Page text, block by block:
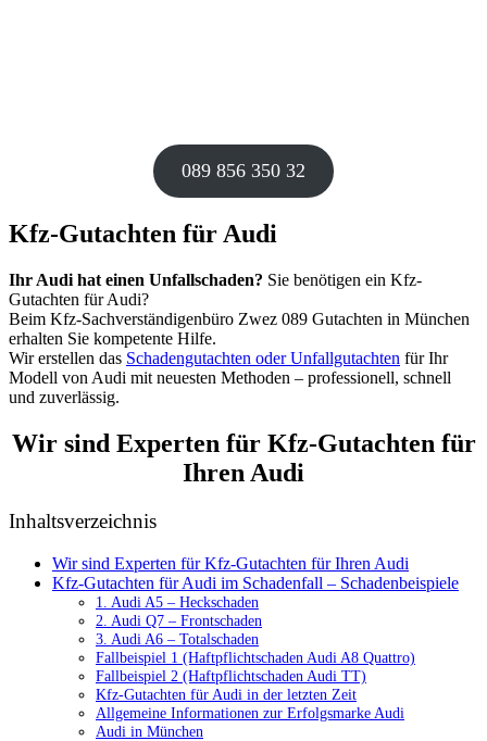
089 856 350 32
Kfz-Gutachten für Audi
Ihr Audi hat einen Unfallschaden? Sie benötigen ein Kfz-
Gutachten für Audi?
Beim Kfz-Sachverständigenbüro Zwez 089 Gutachten in München
erhalten Sie kompetente Hilfe.
Wir erstellen das Schadengutachten oder Unfallgutachten für Ihr
Modell von Audi mit neuesten Methoden – professionell, schnell
und zuverlässig.
Wir sind Experten für Kfz-Gutachten für
Ihren Audi
Inhaltsverzeichnis
Wir sind Experten für Kfz-Gutachten für Ihren Audi
Kfz-Gutachten für Audi im Schadenfall – Schadenbeispiele
1. Audi A5 – Heckschaden
2. Audi Q7 – Frontschaden
3. Audi A6 – Totalschaden
Fallbeispiel 1 (Haftpflichtschaden Audi A8 Quattro)
Fallbeispiel 2 (Haftpflichtschaden Audi TT)
Kfz-Gutachten für Audi in der letzten Zeit
Allgemeine Informationen zur Erfolgsmarke Audi
Audi in München